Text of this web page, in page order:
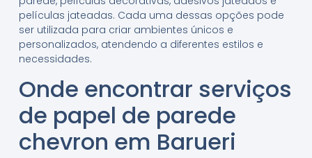
películas jateadas. Cada uma dessas opções pode
ser utilizada para criar ambientes únicos e
personalizados, atendendo a diferentes estilos e
necessidades.
Onde encontrar serviços
de papel de parede
chevron em Barueri